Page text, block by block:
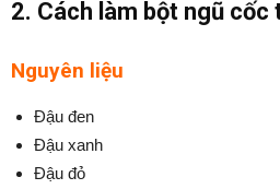
2. Cách làm bột ngũ cốc
Nguyên liệu
Đậu đen
Đậu xanh
Đậu đỏ